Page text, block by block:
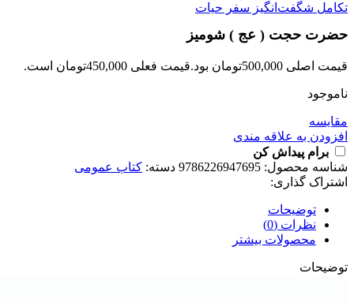
تکامل شگفت‌انگیز سفر حیات
حضرت حجت ( عج ) شومیز
قیمت اصلی 500,000تومان بود. قیمت فعلی 450,000تومان است.
ناموجود
مقايسه
افزودن به علاقه مندی
برام پیداش کن
شناسه محصول: 9786226947695 دسته: کتاب عمومی
اشتراک گذاری:
توضیحات
نظرات (0)
محصولات بیشتر
توضیحات